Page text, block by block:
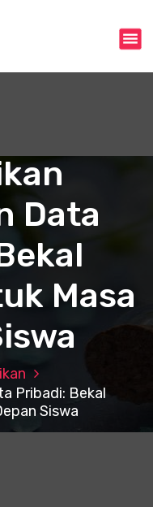
Data
Masa
Pribadi: Bekal
Siswa